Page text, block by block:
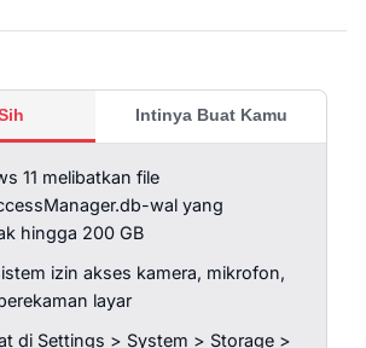
Intinya Buat Kamu
11 melibatkan file
wal yang
hingga 200 GB
izin akses kamera, mikrofon,
layar
di Settings > System > Storage >